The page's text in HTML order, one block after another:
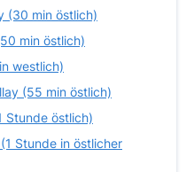
(30 min östlich)
min östlich)
westlich)
(55 min östlich)
Stunde östlich)
Stunde in östlicher